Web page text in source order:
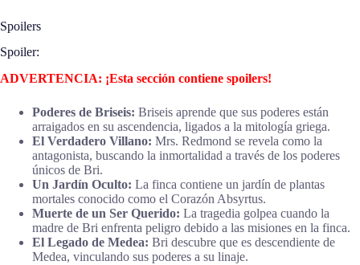
Spoilers
Spoiler:
ADVERTENCIA: ¡Esta sección contiene spoilers!
Poderes de Briseis: Briseis aprende que sus poderes están
arraigados en su ascendencia, ligados a la mitología griega.
El Verdadero Villano: Mrs. Redmond se revela como la
antagonista, buscando la inmortalidad a través de los poderes
únicos de Bri.
Un Jardín Oculto: La finca contiene un jardín de plantas
mortales conocido como el Corazón Absyrtus.
Muerte de un Ser Querido: La tragedia golpea cuando la
madre de Bri enfrenta peligro debido a las misiones en la finca.
El Legado de Medea: Bri descubre que es descendiente de
Medea, vinculando sus poderes a su linaje.